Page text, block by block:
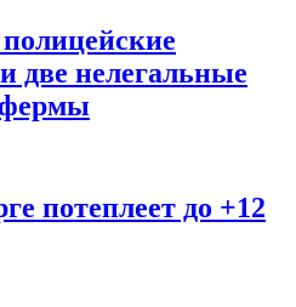
две нелегальные
потеплеет до +12